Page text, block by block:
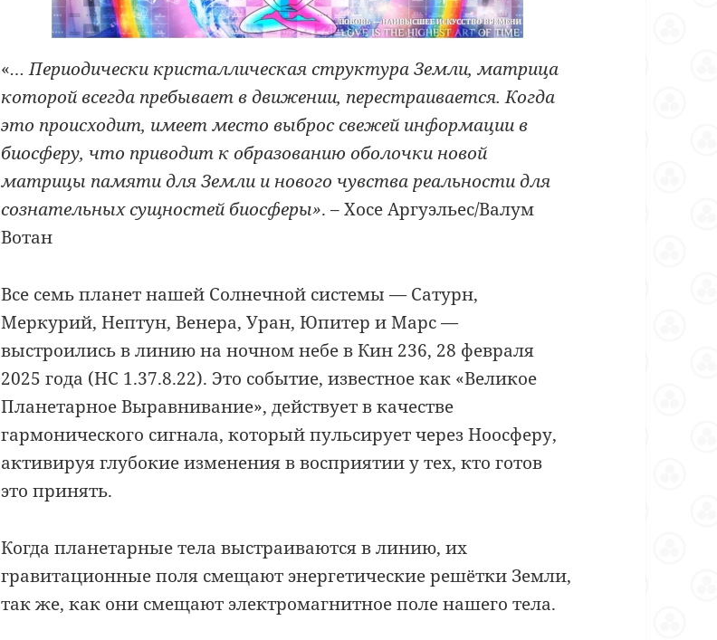
«… Периодически кристаллическая структура Земли, матрица
которой всегда пребывает в движении, перестраивается. Когда
это происходит, имеет место выброс свежей информации в
биосферу, что приводит к образованию оболочки новой
матрицы памяти для Земли и нового чувства реальности для
сознательных сущностей биосферы». – Хосе Аргуэльес/Валум
Вотан
Все семь планет нашей Солнечной системы — Сатурн,
Меркурий, Нептун, Венера, Уран, Юпитер и Марс —
выстроились в линию на ночном небе в Кин 236, 28 февраля
2025 года (НС 1.37.8.22). Это событие, известное как «Великое
Планетарное Выравнивание», действует в качестве
гармонического сигнала, который пульсирует через Ноосферу,
активируя глубокие изменения в восприятии у тех, кто готов
это принять.
Когда планетарные тела выстраиваются в линию, их
гравитационные поля смещают энергетические решётки Земли,
так же, как они смещают электромагнитное поле нашего тела.